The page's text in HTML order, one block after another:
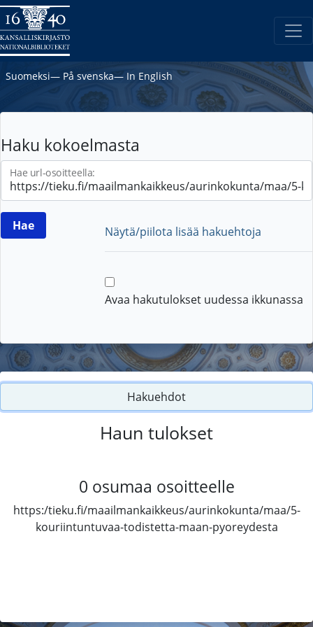
Suomeksi― På svenska― In English
Haku kokoelmasta
Hae url-osoitteella:
Näytä/piilota lisää hakuehtoja
Avaa hakutulokset uudessa ikkunassa
Hakuehdot
Haun tulokset
0 osumaa osoitteelle
https:/tieku.fi/maailmankaikkeus/aurinkokunta/maa/5-
kouriintuntuvaa-todistetta-maan-pyoreydesta